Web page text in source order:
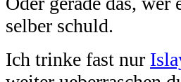
selber schuld.
Ich trinke fast nur